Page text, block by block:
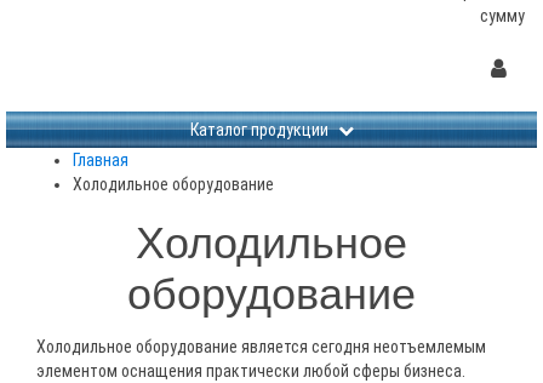
сумму
Не заданы изображения Каталог продукции
Главная
Холодильное оборудование
Холодильное
оборудование
Холодильное оборудование является сегодня неотъемлемым
элементом оснащения практически любой сферы бизнеса.